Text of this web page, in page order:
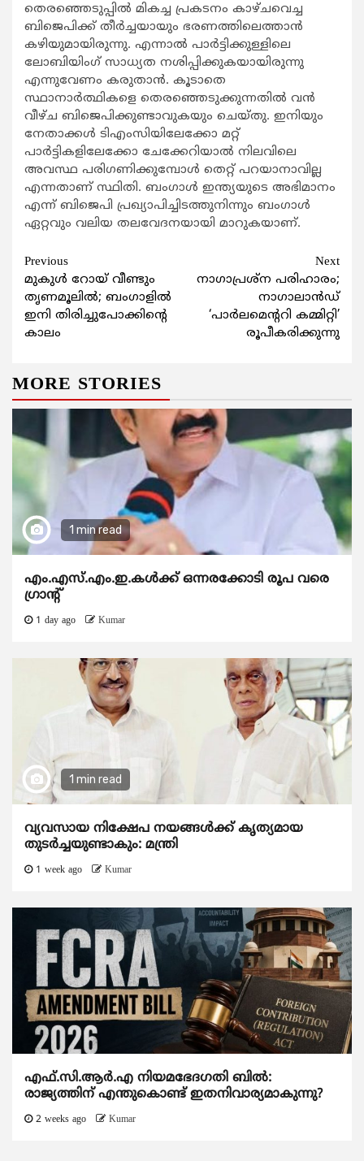
തെരഞ്ഞെടുപ്പില്‍ മികച്ച പ്രകടനം കാഴ്ചവെച്ച
ബിജെപിക്ക് തീര്‍ച്ചയായും ഭരണത്തിലെത്താന്‍
കഴിയുമായിരുന്നു. എന്നാല്‍ പാര്‍ട്ടിക്കുള്ളിലെ
ലോബിയിംഗ് സാധ്യത നശിപ്പിക്കുകയായിരുന്നു
എന്നുവേണം കരുതാന്‍. കൂടാതെ
സ്ഥാനാര്‍ത്ഥികളെ തെരഞ്ഞെടുക്കുന്നതില്‍ വന്‍
വീഴ്ച ബിജെപിക്കുണ്ടാവുകയും ചെയ്തു. ഇനിയും
നേതാക്കള്‍ ടിഎംസിയിലേക്കോ മറ്റ്
പാര്‍ട്ടികളിലേക്കോ ചേക്കേറിയാല്‍ നിലവിലെ
അവസ്ഥ പരിഗണിക്കുമ്പോള്‍ തെറ്റ് പറയാനാവില്ല
എന്നതാണ് സ്ഥിതി. ബംഗാള്‍ ഇന്ത്യയുടെ അഭിമാനം
എന്ന് ബിജെപി പ്രഖ്യാപിച്ചിടത്തുനിന്നും ബംഗാള്‍
ഏറ്റവും വലിയ തലവേദനയായി മാറുകയാണ്.
Continue
Reading
Previous
മുകുള്‍ റോയ് വീണ്ടും
തൃണമൂലില്‍; ബംഗാളില്‍
ഇനി തിരിച്ചുപോക്കിന്‍റെ
കാലം
Next
നാഗാപ്രശ്ന പരിഹാരം;
നാഗാലാന്‍ഡ്
‘പാര്‍ലമെന്‍ററി കമ്മിറ്റി’
രൂപീകരിക്കുന്നു
MORE STORIES
1 min read
എം.എസ്.എം.ഇ.കൾക്ക് ഒന്നരക്കോടി രൂപ വരെ
ഗ്രാന്റ്
1 day ago Kumar
1 min read
വ്യവസായ നിക്ഷേപ നയങ്ങള്‍ക്ക് കൃത്യമായ
തുടര്‍ച്ചയുണ്ടാകും: മന്ത്രി
1 week ago Kumar
എഫ്.സി.ആര്‍.എ നിയമഭേദഗതി ബില്‍:
രാജ്യത്തിന് എന്തുകൊണ്ട് ഇതനിവാര്യമാകുന്നു?
2 weeks ago Kumar